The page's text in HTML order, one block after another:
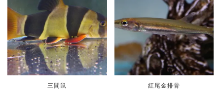
三間鼠
紅尾金排骨